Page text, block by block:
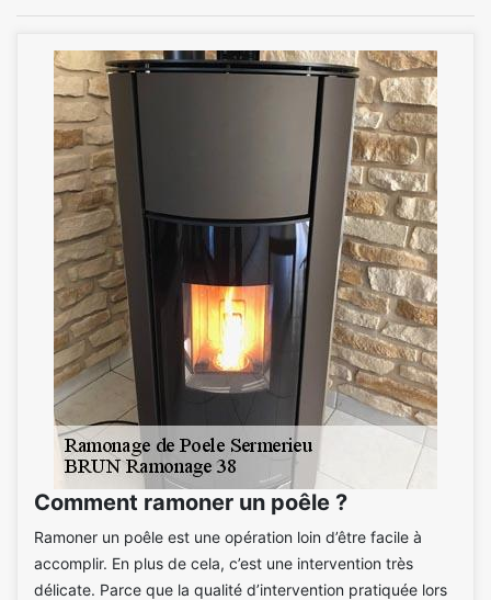
Comment ramoner un poêle ?
Ramoner un poêle est une opération loin d’être facile à
accomplir. En plus de cela, c’est une intervention très
délicate. Parce que la qualité d’intervention pratiquée lors